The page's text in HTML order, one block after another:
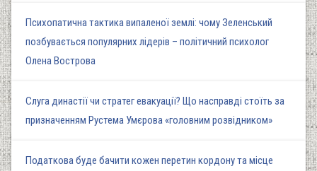
Психопатична тактика випаленої землі: чому Зеленський
позбувається популярних лідерів – політичний психолог
Олена Вострова
Слуга династії чи стратег евакуації? Що насправді стоїть за
призначенням Рустема Умєрова «головним розвідником»
Податкова буде бачити кожен перетин кордону та місце